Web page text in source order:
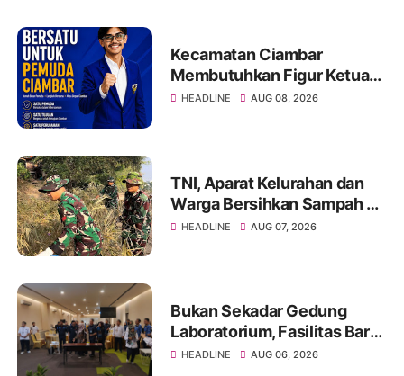
Kecamatan Ciambar
Membutuhkan Figur Ketua
KNPI yang Mampu
HEADLINE AUG 08, 2026
TNI, Aparat Kelurahan dan
Warga Bersihkan Sampah di
Bantaran Sungai Sa'dan
HEADLINE AUG 07, 2026
Bukan Sekadar Gedung
Laboratorium, Fasilitas Baru
di Jakabaring Akan Perkuat
HEADLINE AUG 06, 2026